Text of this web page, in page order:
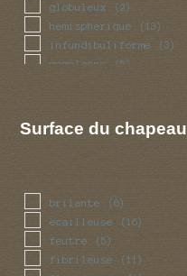
globuleux (2)
hemispherique (13)
infundibuliforme (3)
mamelonne (5)
Surface du chapeau
brilante (6)
ecailleuse (16)
feutre (5)
fibrileuse (11)